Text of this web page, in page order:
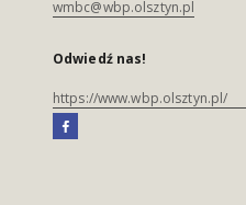
wmbc@wbp.olsztyn.pl
Odwiedź nas!
https://www.wbp.olsztyn.pl/